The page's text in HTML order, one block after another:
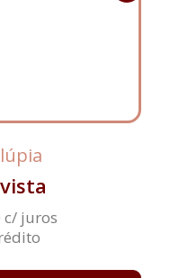
c/ juros